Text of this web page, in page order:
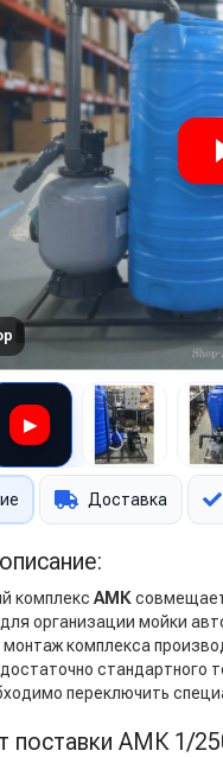
▶
Доставка
комплекс АМК
организации мойки
монтаж комплекса
стандартного
переключить
поставки АМК 1/